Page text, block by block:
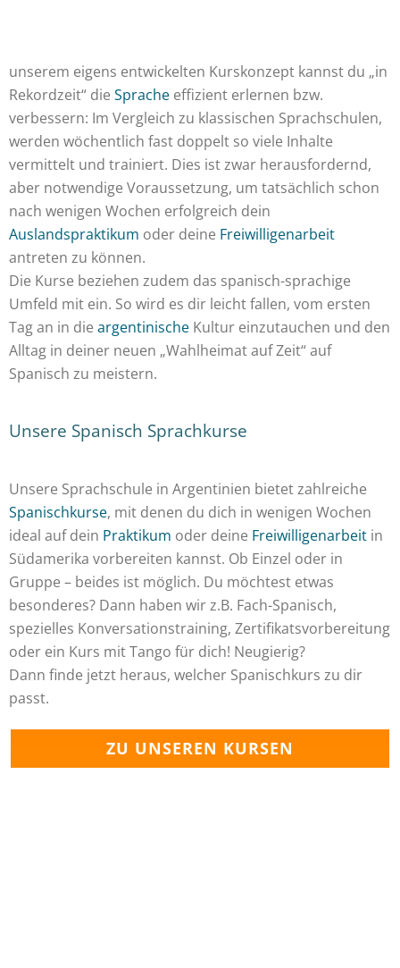
unserem eigens entwickelten Kurskonzept kannst du „in
Rekordzeit“ die Sprache effizient erlernen bzw.
verbessern: Im Vergleich zu klassischen Sprachschulen,
werden wöchentlich fast doppelt so viele Inhalte
vermittelt und trainiert. Dies ist zwar herausfordernd,
aber notwendige Voraussetzung, um tatsächlich schon
nach wenigen Wochen erfolgreich dein
Auslandspraktikum oder deine Freiwilligenarbeit
antreten zu können.
Die Kurse beziehen zudem das spanisch-sprachige
Umfeld mit ein. So wird es dir leicht fallen, vom ersten
Tag an in die argentinische Kultur einzutauchen und den
Alltag in deiner neuen „Wahlheimat auf Zeit“ auf
Spanisch zu meistern.
Unsere Spanisch Sprachkurse
Unsere Sprachschule in Argentinien bietet zahlreiche
Spanischkurse, mit denen du dich in wenigen Wochen
ideal auf dein Praktikum oder deine Freiwilligenarbeit in
Südamerika vorbereiten kannst. Ob Einzel oder in
Gruppe – beides ist möglich. Du möchtest etwas
besonderes? Dann haben wir z.B. Fach-Spanisch,
spezielles Konversationstraining, Zertifikatsvorbereitung
oder ein Kurs mit Tango für dich! Neugierig?
Dann finde jetzt heraus, welcher Spanischkurs zu dir
passt.
ZU UNSEREN KURSEN